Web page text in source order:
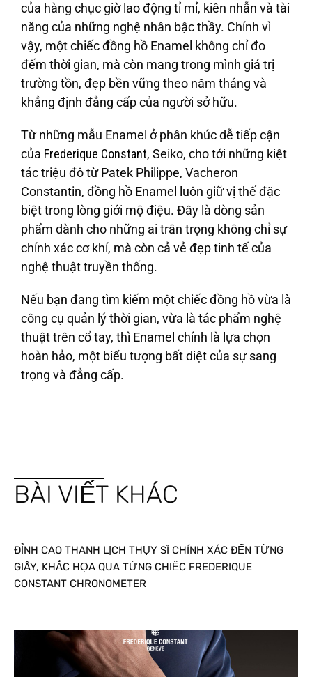
của hàng chục giờ lao động tỉ mỉ, kiên nhẫn và tài
năng của những nghệ nhân bậc thầy. Chính vì
vậy, một chiếc đồng hồ Enamel không chỉ đo
đếm thời gian, mà còn mang trong mình giá trị
trường tồn, đẹp bền vững theo năm tháng và
khẳng định đẳng cấp của người sở hữu.
Từ những mẫu Enamel ở phân khúc dễ tiếp cận
của Frederique Constant, Seiko, cho tới những kiệt
tác triệu đô từ Patek Philippe, Vacheron
Constantin, đồng hồ Enamel luôn giữ vị thế đặc
biệt trong lòng giới mộ điệu. Đây là dòng sản
phẩm dành cho những ai trân trọng không chỉ sự
chính xác cơ khí, mà còn cả vẻ đẹp tinh tế của
nghệ thuật truyền thống.
Nếu bạn đang tìm kiếm một chiếc đồng hồ vừa là
công cụ quản lý thời gian, vừa là tác phẩm nghệ
thuật trên cổ tay, thì Enamel chính là lựa chọn
hoàn hảo, một biểu tượng bất diệt của sự sang
trọng và đẳng cấp.
BÀI VIẾT KHÁC
ĐỈNH CAO THANH LỊCH THỤY SĨ CHÍNH XÁC ĐẾN TỪNG
GIÂY, KHẮC HỌA QUA TỪNG CHIẾC FREDERIQUE
CONSTANT CHRONOMETER